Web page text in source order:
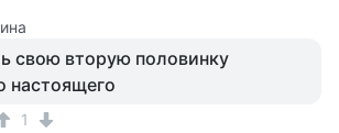
свою вторую половинку
настоящего
1